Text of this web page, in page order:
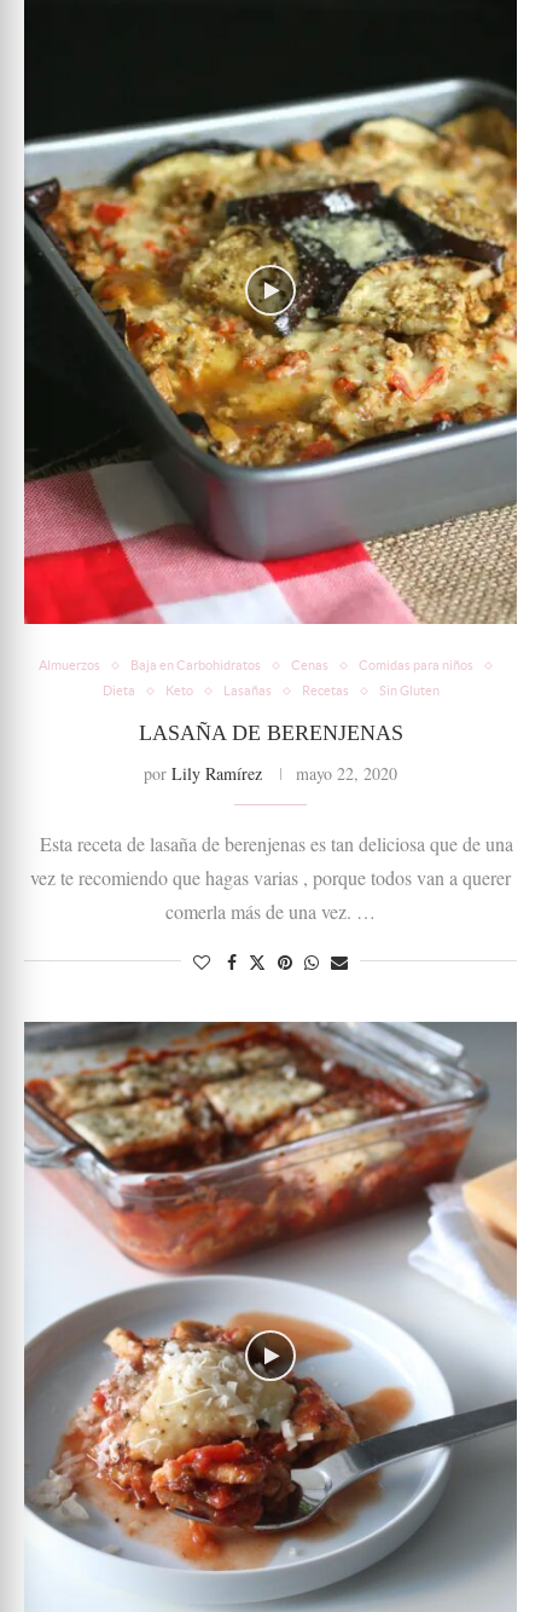
Almuerzos Baja en Carbohidratos Cenas
Comidas para niños
Dieta
Keto Lasañas Recetas Sin Gluten
LASAÑA DE BERENJENAS
por Lily Ramírez mayo 22, 2020
Esta receta de lasaña de berenjenas es tan deliciosa que de una
vez te recomiendo que hagas varias , porque todos van a querer
comerla más de una vez. …